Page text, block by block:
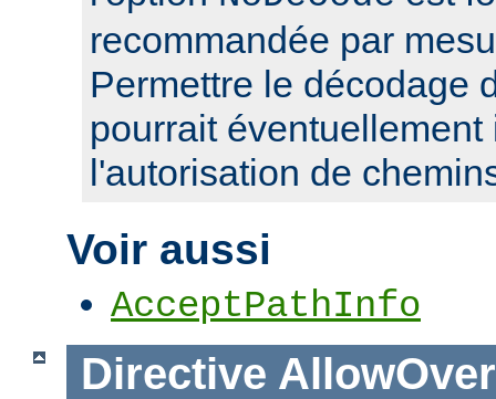
recommandée par
Permettre le décodage
pourrait éventuellement
l'autorisation de
Voir aussi
AcceptPathInfo
Directive